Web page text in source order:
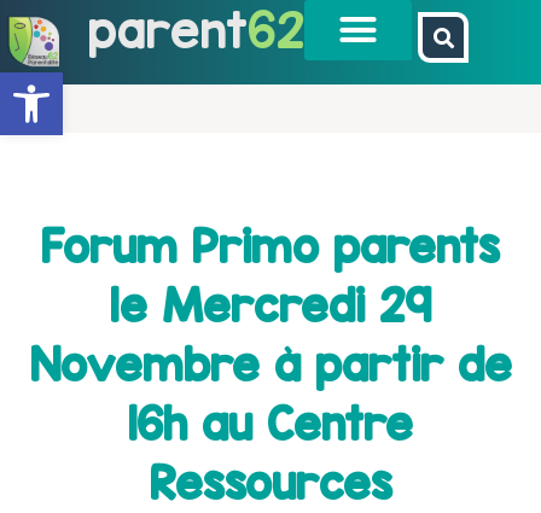
Ouvrir la barre d’outils
parent62
Forum Primo parents
le Mercredi 29
Novembre à partir de
16h au Centre
Ressources